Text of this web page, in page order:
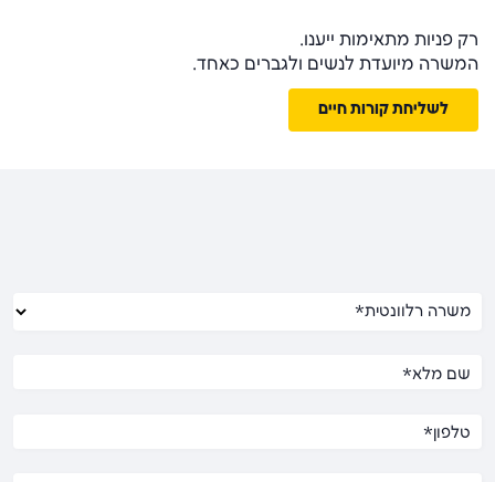
רק פניות מתאימות ייענו.
המשרה מיועדת לנשים ולגברים כאחד.
לשליחת קורות חיים
משרה רלוונטית*
שם מלא*
טלפון*